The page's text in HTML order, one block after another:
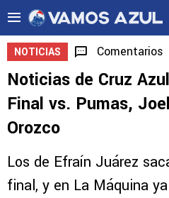
NOTICIAS Comentarios
Noticias de Cruz
Final vs. Pumas,
Orozco
Los de Efraín Juárez
final, y en La Máquina